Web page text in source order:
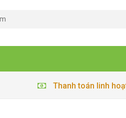
Thanh toán linh